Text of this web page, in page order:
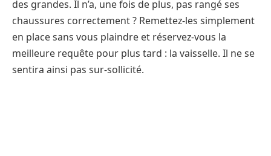
des grandes. Il n’a, une fois de plus, pas rangé ses
chaussures correctement ? Remettez-les simplement
en place sans vous plaindre et réservez-vous la
meilleure requête pour plus tard : la vaisselle. Il ne se
sentira ainsi pas sur-sollicité.